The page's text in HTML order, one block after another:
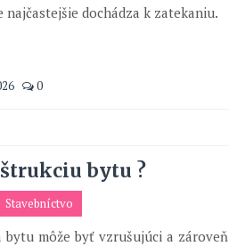
dochádza k zatekaniu.
0
bytu ?
Stavebníctvo
bytu môže byť vzrušujúci a zároveň